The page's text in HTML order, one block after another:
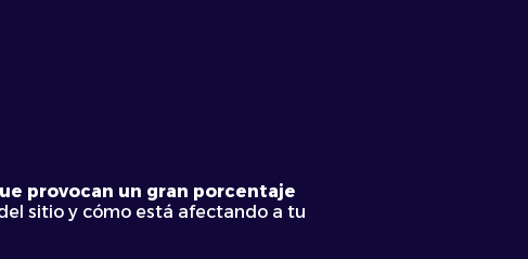
provocan un gran porcentaje
sitio y cómo está afectando a tu